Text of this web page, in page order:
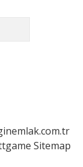
Sitemap